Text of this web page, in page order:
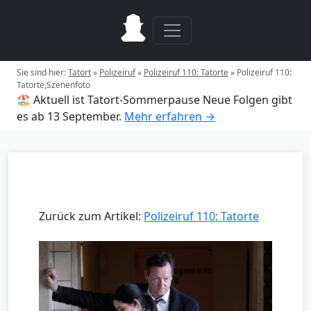
Sie sind hier:Tatort» Polizeiruf» Polizeiruf 110: Tatorte» Polizeiruf 110:
Tatorte,Szenenfoto
🏖️ Aktuell ist Tatort-Sommerpause Neue Folgen gibt
es ab 13 September. Mehr erfahren →
Zurück zum Artikel: Polizeiruf 110: Tatorte